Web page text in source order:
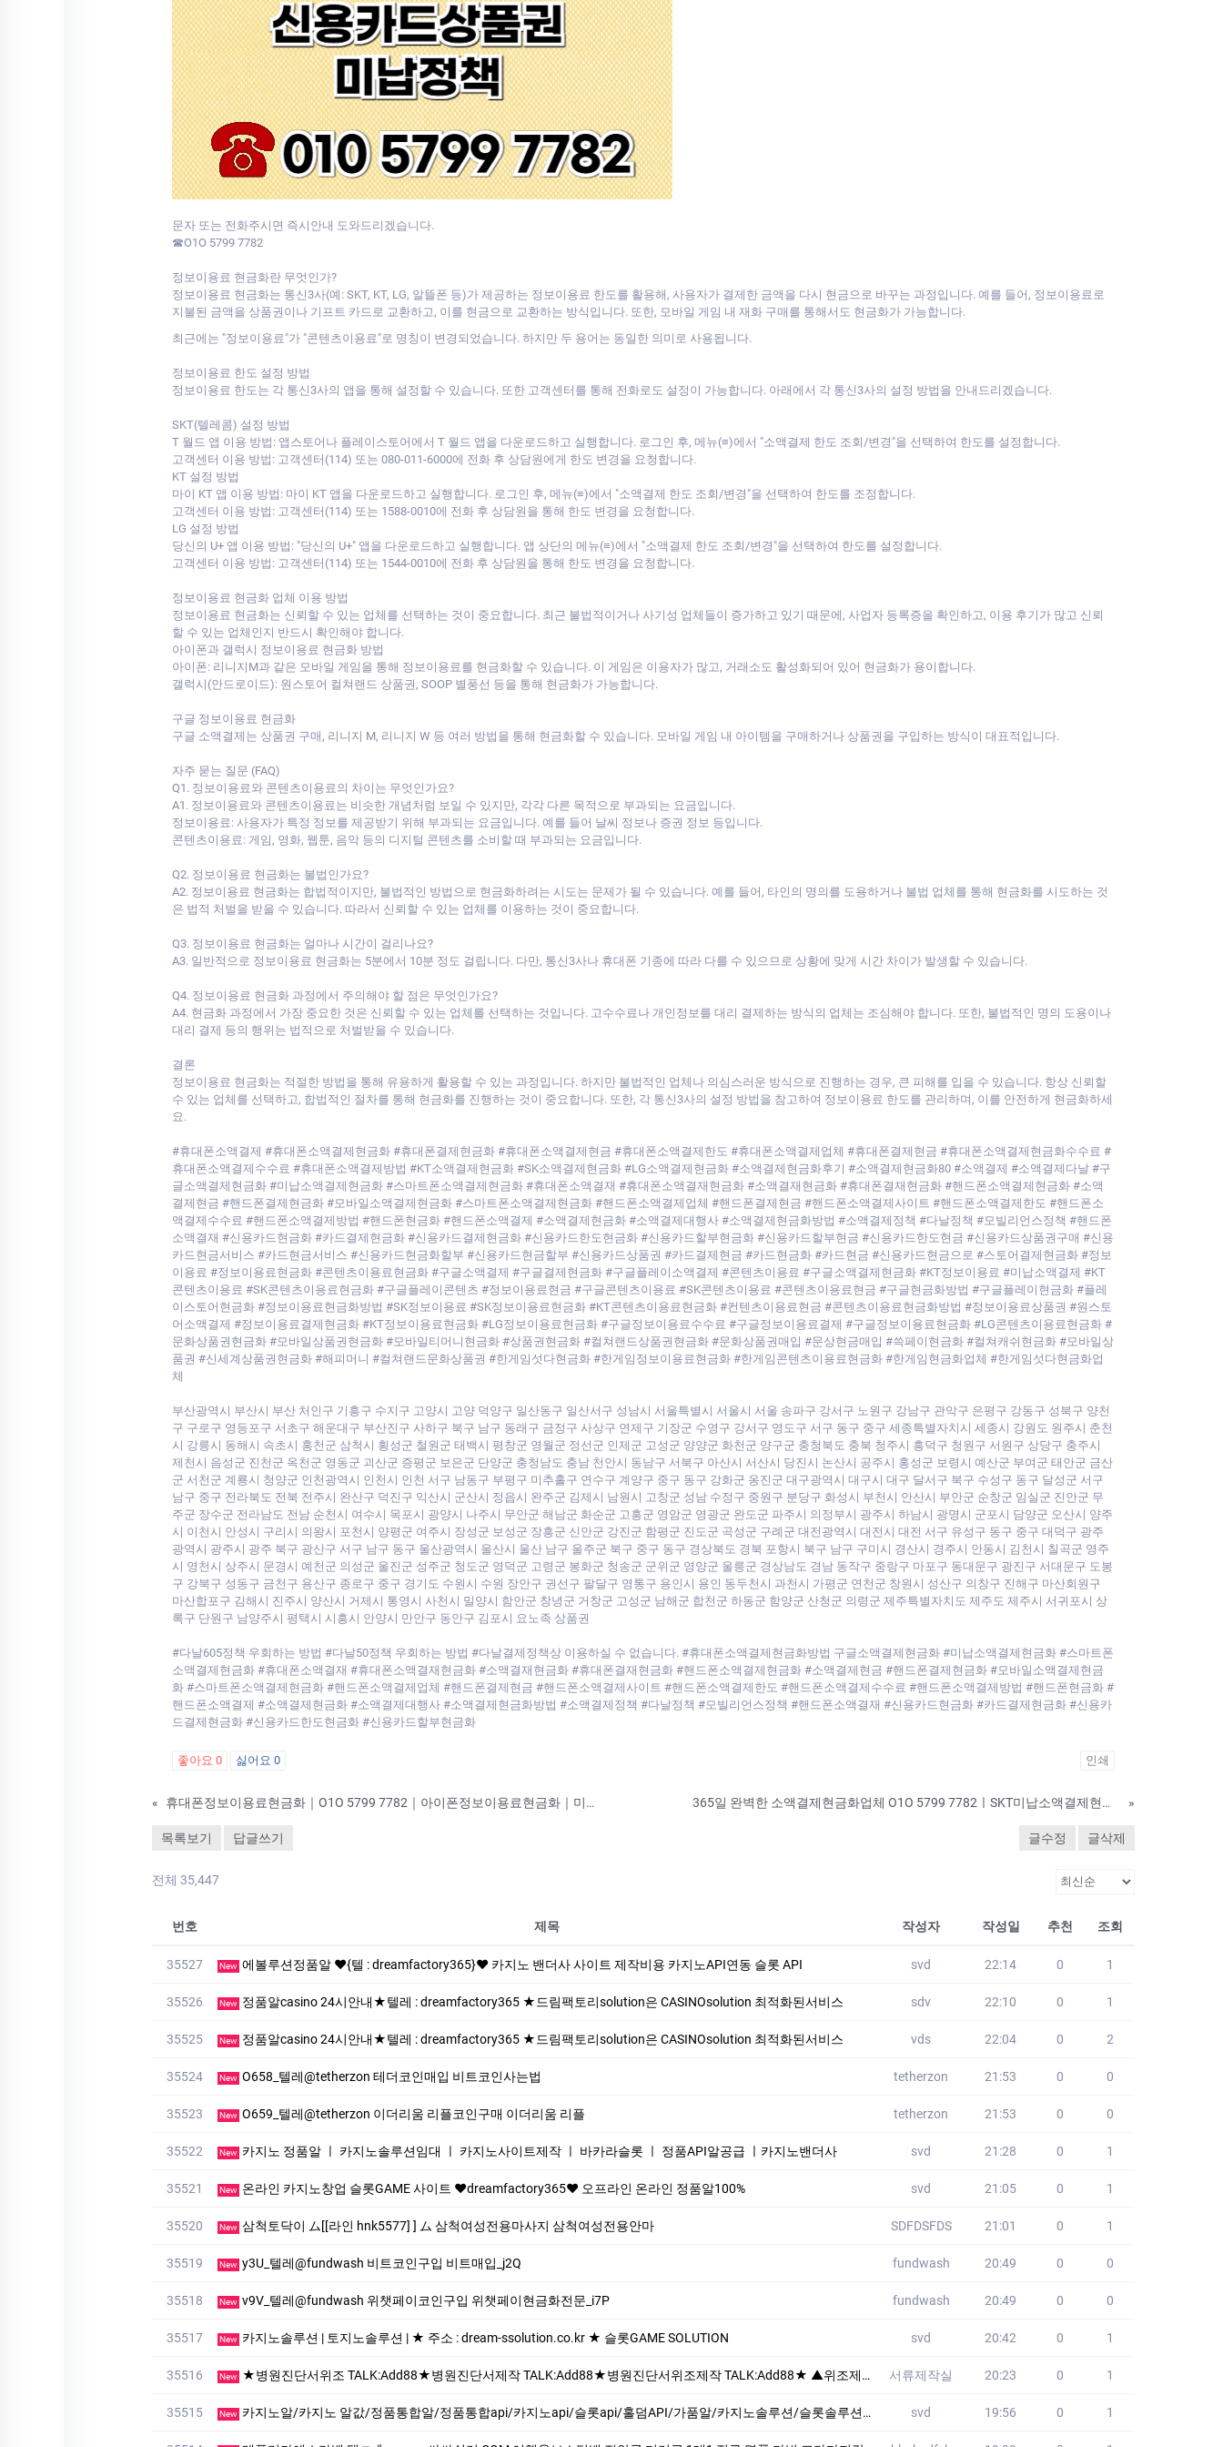
문자 또는 전화주시면 즉시안내 도와드리겠습니다.
☎O1O 5799 7782
정보이용료 현금화란 무엇인가?
정보이용료 현금화는 통신3사(예: SKT, KT, LG, 알뜰폰 등)가 제공하는 정보이용료 한도를 활용해, 사용자가 결제한 금액을 다시 현금으로 바꾸는 과정입니다. 예를 들어, 정보이용료로
지불된 금액을 상품권이나 기프트 카드로 교환하고, 이를 현금으로 교환하는 방식입니다. 또한, 모바일 게임 내 재화 구매를 통해서도 현금화가 가능합니다.
최근에는 "정보이용료"가 "콘텐츠이용료"로 명칭이 변경되었습니다. 하지만 두 용어는 동일한 의미로 사용됩니다.
정보이용료 한도 설정 방법
정보이용료 한도는 각 통신3사의 앱을 통해 설정할 수 있습니다. 또한 고객센터를 통해 전화로도 설정이 가능합니다. 아래에서 각 통신3사의 설정 방법을 안내드리겠습니다.
SKT(텔레콤) 설정 방법
T 월드 앱 이용 방법: 앱스토어나 플레이스토어에서 T 월드 앱을 다운로드하고 실행합니다. 로그인 후, 메뉴(≡)에서 "소액결제 한도 조회/변경"을 선택하여 한도를 설정합니다.
고객센터 이용 방법: 고객센터(114) 또는 080-011-6000에 전화 후 상담원에게 한도 변경을 요청합니다.
KT 설정 방법
마이 KT 앱 이용 방법: 마이 KT 앱을 다운로드하고 실행합니다. 로그인 후, 메뉴(≡)에서 "소액결제 한도 조회/변경"을 선택하여 한도를 조정합니다.
고객센터 이용 방법: 고객센터(114) 또는 1588-0010에 전화 후 상담원을 통해 한도 변경을 요청합니다.
LG 설정 방법
당신의 U+ 앱 이용 방법: "당신의 U+" 앱을 다운로드하고 실행합니다. 앱 상단의 메뉴(≡)에서 "소액결제 한도 조회/변경"을 선택하여 한도를 설정합니다.
고객센터 이용 방법: 고객센터(114) 또는 1544-0010에 전화 후 상담원을 통해 한도 변경을 요청합니다.
정보이용료 현금화 업체 이용 방법
정보이용료 현금화는 신뢰할 수 있는 업체를 선택하는 것이 중요합니다. 최근 불법적이거나 사기성 업체들이 증가하고 있기 때문에, 사업자 등록증을 확인하고, 이용 후기가 많고 신뢰
할 수 있는 업체인지 반드시 확인해야 합니다.
아이폰과 갤럭시 정보이용료 현금화 방법
아이폰: 리니지M과 같은 모바일 게임을 통해 정보이용료를 현금화할 수 있습니다. 이 게임은 이용자가 많고, 거래소도 활성화되어 있어 현금화가 용이합니다.
갤럭시(안드로이드): 원스토어 컬쳐랜드 상품권, SOOP 별풍선 등을 통해 현금화가 가능합니다.
구글 정보이용료 현금화
구글 소액결제는 상품권 구매, 리니지 M, 리니지 W 등 여러 방법을 통해 현금화할 수 있습니다. 모바일 게임 내 아이템을 구매하거나 상품권을 구입하는 방식이 대표적입니다.
자주 묻는 질문 (FAQ)
Q1. 정보이용료와 콘텐츠이용료의 차이는 무엇인가요?
A1. 정보이용료와 콘텐츠이용료는 비슷한 개념처럼 보일 수 있지만, 각각 다른 목적으로 부과되는 요금입니다.
정보이용료: 사용자가 특정 정보를 제공받기 위해 부과되는 요금입니다. 예를 들어 날씨 정보나 증권 정보 등입니다.
콘텐츠이용료: 게임, 영화, 웹툰, 음악 등의 디지털 콘텐츠를 소비할 때 부과되는 요금입니다.
Q2. 정보이용료 현금화는 불법인가요?
A2. 정보이용료 현금화는 합법적이지만, 불법적인 방법으로 현금화하려는 시도는 문제가 될 수 있습니다. 예를 들어, 타인의 명의를 도용하거나 불법 업체를 통해 현금화를 시도하는 것
은 법적 처벌을 받을 수 있습니다. 따라서 신뢰할 수 있는 업체를 이용하는 것이 중요합니다.
Q3. 정보이용료 현금화는 얼마나 시간이 걸리나요?
A3. 일반적으로 정보이용료 현금화는 5분에서 10분 정도 걸립니다. 다만, 통신3사나 휴대폰 기종에 따라 다를 수 있으므로 상황에 맞게 시간 차이가 발생할 수 있습니다.
Q4. 정보이용료 현금화 과정에서 주의해야 할 점은 무엇인가요?
A4. 현금화 과정에서 가장 중요한 것은 신뢰할 수 있는 업체를 선택하는 것입니다. 고수수료나 개인정보를 대리 결제하는 방식의 업체는 조심해야 합니다. 또한, 불법적인 명의 도용이나
대리 결제 등의 행위는 법적으로 처벌받을 수 있습니다.
결론
정보이용료 현금화는 적절한 방법을 통해 유용하게 활용할 수 있는 과정입니다. 하지만 불법적인 업체나 의심스러운 방식으로 진행하는 경우, 큰 피해를 입을 수 있습니다. 항상 신뢰할
수 있는 업체를 선택하고, 합법적인 절차를 통해 현금화를 진행하는 것이 중요합니다. 또한, 각 통신3사의 설정 방법을 참고하여 정보이용료 한도를 관리하며, 이를 안전하게 현금화하세
요.
#휴대폰소액결제 #휴대폰소액결제현금화 #휴대폰결제현금화 #휴대폰소액결제현금 #휴대폰소액결제한도 #휴대폰소액결제업체 #휴대폰결제현금 #휴대폰소액결제현금화수수료 #
휴대폰소액결제수수료 #휴대폰소액결제방법 #KT소액결제현금화 #SK소액결제현금화 #LG소액결제현금화 #소액결제현금화후기 #소액결제현금화80 #소액결제 #소액결제다날 #구
글소액결제현금화 #미납소액결제현금화 #스마트폰소액결제현금화 #휴대폰소액결재 #휴대폰소액결재현금화 #소액결재현금화 #휴대폰결재현금화 #핸드폰소액결제현금화 #소액
결제현금 #핸드폰결제현금화 #모바일소액결제현금화 #스마트폰소액결제현금화 #핸드폰소액결제업체 #핸드폰결제현금 #핸드폰소액결제사이트 #핸드폰소액결제한도 #핸드폰소
액결제수수료 #핸드폰소액결제방법 #핸드폰현금화 #핸드폰소액결제 #소액결제현금화 #소액결제대행사 #소액결제현금화방법 #소액결제정책 #다날정책 #모빌리언스정책 #핸드폰
소액결재 #신용카드현금화 #카드결제현금화 #신용카드결제현금화 #신용카드한도현금화 #신용카드할부현금화 #신용카드할부현금 #신용카드한도현금 #신용카드상품권구매 #신용
카드현금서비스 #카드현금서비스 #신용카드현금화할부 #신용카드현금할부 #신용카드상품권 #카드결제현금 #카드현금화 #카드현금 #신용카드현금으로 #스토어결제현금화 #정보
이용료 #정보이용료현금화 #콘텐츠이용료현금화 #구글소액결제 #구글결제현금화 #구글플레이소액결제 #콘텐츠이용료 #구글소액결제현금화 #KT정보이용료 #미납소액결제 #KT
콘텐츠이용료 #SK콘텐츠이용료현금화 #구글플레이콘텐츠 #정보이용료현금 #구글콘텐츠이용료 #SK콘텐츠이용료 #콘텐츠이용료현금 #구글현금화방법 #구글플레이현금화 #플레
이스토어현금화 #정보이용료현금화방법 #SK정보이용료 #SK정보이용료현금화 #KT콘텐츠이용료현금화 #컨텐츠이용료현금 #콘텐츠이용료현금화방법 #정보이용료상품권 #원스토
어소액결제 #정보이용료결제현금화 #KT정보이용료현금화 #LG정보이용료현금화 #구글정보이용료수수료 #구글정보이용료결제 #구글정보이용료현금화 #LG콘텐츠이용료현금화 #
문화상품권현금화 #모바일상품권현금화 #모바일티머니현금화 #상품권현금화 #컬쳐랜드상품권현금화 #문화상품권매입 #문상현금매입 #쓱페이현금화 #컬쳐캐쉬현금화 #모바일상
품권 #신세계상품권현금화 #해피머니 #컬쳐랜드문화상품권 #한게임섯다현금화 #한게임정보이용료현금화 #한게임콘텐츠이용료현금화 #한게임현금화업체 #한게임섯다현금화업
체
부산광역시 부산시 부산 처인구 기흥구 수지구 고양시 고양 덕양구 일산동구 일산서구 성남시 서울특별시 서울시 서울 송파구 강서구 노원구 강남구 관악구 은평구 강동구 성북구 양천
구 구로구 영등포구 서초구 해운대구 부산진구 사하구 북구 남구 동래구 금정구 사상구 연제구 기장군 수영구 강서구 영도구 서구 동구 중구 세종특별자치시 세종시 강원도 원주시 춘천
시 강릉시 동해시 속초시 홍천군 삼척시 횡성군 철원군 태백시 평창군 영월군 정선군 인제군 고성군 양양군 화천군 양구군 충청북도 충북 청주시 흥덕구 청원구 서원구 상당구 충주시
제천시 음성군 진천군 옥천군 영동군 괴산군 증평군 보은군 단양군 충청남도 충남 천안시 동남구 서북구 아산시 서산시 당진시 논산시 공주시 홍성군 보령시 예산군 부여군 태안군 금산
군 서천군 계룡시 청양군 인천광역시 인천시 인천 서구 남동구 부평구 미추홀구 연수구 계양구 중구 동구 강화군 옹진군 대구광역시 대구시 대구 달서구 북구 수성구 동구 달성군 서구
남구 중구 전라북도 전북 전주시 완산구 덕진구 익산시 군산시 정읍시 완주군 김제시 남원시 고창군 성남 수정구 중원구 분당구 화성시 부천시 안산시 부안군 순창군 임실군 진안군 무
주군 장수군 전라남도 전남 순천시 여수시 목포시 광양시 나주시 무안군 해남군 화순군 고흥군 영암군 영광군 완도군 파주시 의정부시 광주시 하남시 광명시 군포시 담양군 오산시 양주
시 이천시 안성시 구리시 의왕시 포천시 양평군 여주시 장성군 보성군 장흥군 신안군 강진군 함평군 진도군 곡성군 구례군 대전광역시 대전시 대전 서구 유성구 동구 중구 대덕구 광주
광역시 광주시 광주 북구 광산구 서구 남구 동구 울산광역시 울산시 울산 남구 울주군 북구 중구 동구 경상북도 경북 포항시 북구 남구 구미시 경산시 경주시 안동시 김천시 칠곡군 영주
시 영천시 상주시 문경시 예천군 의성군 울진군 성주군 청도군 영덕군 고령군 봉화군 청송군 군위군 영양군 울릉군 경상남도 경남 동작구 중랑구 마포구 동대문구 광진구 서대문구 도봉
구 강북구 성동구 금천구 용산구 종로구 중구 경기도 수원시 수원 장안구 권선구 팔달구 영통구 용인시 용인 동두천시 과천시 가평군 연천군 창원시 성산구 의창구 진해구 마산회원구
마산합포구 김해시 진주시 양산시 거제시 통영시 사천시 밀양시 함안군 창녕군 거창군 고성군 남해군 합천군 하동군 함양군 산청군 의령군 제주특별자치도 제주도 제주시 서귀포시 상
록구 단원구 남양주시 평택시 시흥시 안양시 만안구 동안구 김포시 요노족 상품권
#다날605정책 우회하는 방법 #다날50정책 우회하는 방법 #다날결제정책상 이용하실 수 없습니다. #휴대폰소액결제현금화방법 구글소액결제현금화 #미납소액결제현금화 #스마트폰
소액결제현금화 #휴대폰소액결재 #휴대폰소액결재현금화 #소액결재현금화 #휴대폰결재현금화 #핸드폰소액결제현금화 #소액결제현금 #핸드폰결제현금화 #모바일소액결제현금
화 #스마트폰소액결제현금화 #핸드폰소액결제업체 #핸드폰결제현금 #핸드폰소액결제사이트 #핸드폰소액결제한도 #핸드폰소액결제수수료 #핸드폰소액결제방법 #핸드폰현금화 #
핸드폰소액결제 #소액결제현금화 #소액결제대행사 #소액결제현금화방법 #소액결제정책 #다날정책 #모빌리언스정책 #핸드폰소액결재 #신용카드현금화 #카드결제현금화 #신용카
드결제현금화 #신용카드한도현금화 #신용카드할부현금화
좋아요 0 싫어요 0 인쇄
« 휴대폰정보이용료현금화｜O1O 5799 7782｜아이폰정보이용료현금화｜미납정보이용료현금화 365일 완벽한 소액결제현금화업체 O1O 5799 7782ㅣSKT미납소액결제현금화ㅣ다날50결제정책해결방법ㅣ소액결제 악성정책 »
목록보기 답글쓰기 글수정 글삭제
전체 35,447
번호 제목 작성자 작성일 추천 조회
35527 New 에볼루션정품알 ❤️{텔 : dreamfactory365}❤️ 카지노 밴더사 사이트 제작비용 카지노API연동 슬롯 API svd 22:14 0 1
35526 New 정품알casino 24시안내★텔레 : dreamfactory365 ★드림팩토리solution은 CASINOsolution 최적화된서비스 sdv 22:10 0 1
35525 New 정품알casino 24시안내★텔레 : dreamfactory365 ★드림팩토리solution은 CASINOsolution 최적화된서비스 vds 22:04 0 2
35524 New O658_텔레@tetherzon 테더코인매입 비트코인사는법 tetherzon 21:53 0 0
35523 New O659_텔레@tetherzon 이더리움 리플코인구매 이더리움 리플 tetherzon 21:53 0 0
35522 New 카지노 정품알 ㅣ 카지노솔루션임대 ㅣ 카지노사이트제작 ㅣ 바카라슬롯 ㅣ 정품API알공급 ㅣ카지노밴더사 svd 21:28 0 1
35521 New 온라인 카지노창업 슬롯GAME 사이트 ❤dreamfactory365❤ 오프라인 온라인 정품알100% svd 21:05 0 1
35520 New 삼척토닥이 ム[[라인 hnk5577] ] ム 삼척여성전용마사지 삼척여성전용안마 SDFDSFDS 21:01 0 1
35519 New y3U_텔레@fundwash 비트코인구입 비트매입_j2Q fundwash 20:49 0 0
35518 New v9V_텔레@fundwash 위챗페이코인구입 위챗페이현금화전문_i7P fundwash 20:49 0 0
35517 New 카지노솔루션 | 토지노솔루션 | ★ 주소 : dream-ssolution.co.kr ★ 슬롯GAME SOLUTION svd 20:42 0 1
35516 New ★병원진단서위조 TALK:Add88★병원진단서제작 TALK:Add88★병원진단서위조제작 TALK:Add88★ ▲위조제작 민증제작위조 TALK:Add88 ▲고객님께 철통 보안과 안전한 시스템으로 진행합니다 ▲의뢰전 "충분히 듣고, 서류제작실 20:23 0 1
35515 New 카지노알/카지노 알값/정품통합알/정품통합api/카지노api/슬롯api/홀덤API/가품알/카지노솔루션/슬롯솔루션/토지노솔루션 svd 19:56 0 1